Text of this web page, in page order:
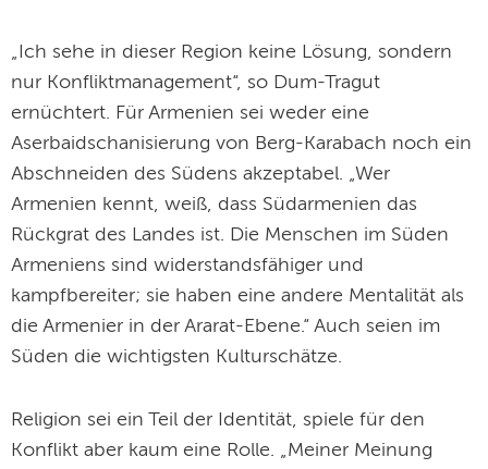
„Ich sehe in dieser Region keine Lösung, sondern
nur Konfliktmanagement“, so Dum-Tragut
ernüchtert. Für Armenien sei weder eine
Aserbaidschanisierung von Berg-Karabach noch ein
Abschneiden des Südens akzeptabel. „Wer
Armenien kennt, weiß, dass Südarmenien das
Rückgrat des Landes ist. Die Menschen im Süden
Armeniens sind widerstandsfähiger und
kampfbereiter; sie haben eine andere Mentalität als
die Armenier in der Ararat-Ebene.“ Auch seien im
Süden die wichtigsten Kulturschätze.
Religion sei ein Teil der Identität, spiele für den
Konflikt aber kaum eine Rolle. „Meiner Meinung